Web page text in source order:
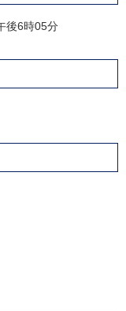
後6時05分